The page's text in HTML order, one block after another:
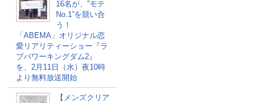
16名が、‟モテ
No.1”を競い合
う！
「ABEMA」オリジナル恋
愛リアリティーショー『ラ
ブパワーキングダム2』
を、2月11日（水）夜10時
より無料放送開始
【メンズクリア